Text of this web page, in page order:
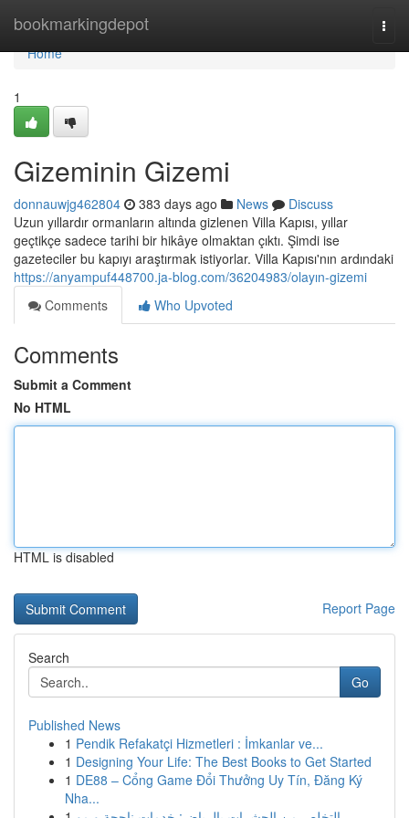
bookmarkingdepot
Home
Home
1
Gizeminin Gizemi
donnauwjg462804 383 days ago News
Discuss
Uzun yıllardır ormanların altında gizlenen Villa Kapısı, yıllar
geçtikçe sadece tarihi bir hikâye olmaktan çıktı. Şimdi ise
gazeteciler bu kapıyı araştırmak istiyorlar. Villa Kapısı'nın ardındaki
https://anyampuf448700.ja-blog.com/36204983/olayın-gizemi
Comments
Who Upvoted
Comments
Submit a Comment
No HTML
HTML is disabled
Report Page
Search
Go
Published News
1 Pendik Refakatçi Hizmetleri : İmkanlar ve...
1 Designing Your Life: The Best Books to Get Started
1 DE88 – Cổng Game Đổi Thưởng Uy Tín, Đăng Ký
Nha...